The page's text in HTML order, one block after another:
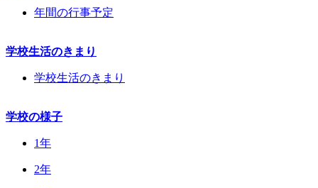
年間の行事予定
学校生活のきまり
学校生活のきまり
学校の様子
1年
2年